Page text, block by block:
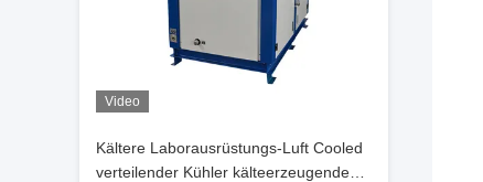
Video
Kältere Laborausrüstungs-Luft Cooled
verteilender Kühler kälteerzeugendes